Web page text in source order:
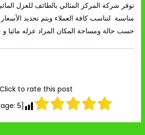
توفر شركة المركز المثالي بالطائف للعزل
مناسبة لتناسب كافة العملاء ويتم تحديد
حسب حالة ومساحة المكان المراد عزله مائيا و
Click to rate this post!
[Total:
5